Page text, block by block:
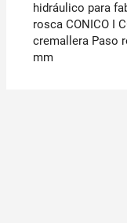
hidráulico para
rosca CONICO I
cremallera Paso
mm